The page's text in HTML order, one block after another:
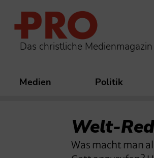
Das christliche Medienmagazin
Medien Politik
Welt-
Was macht man